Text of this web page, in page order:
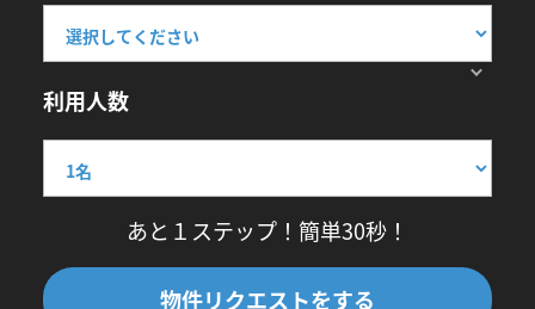
利用人数
あと１ステップ！簡単30秒！
物件リクエストをする